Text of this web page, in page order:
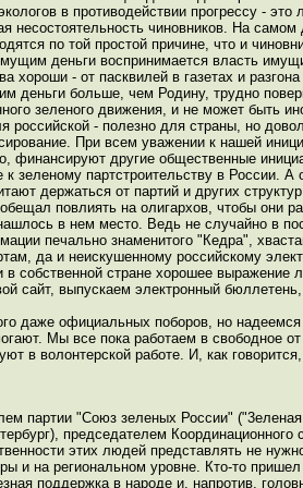
в противодействии прогрессу -
чиновников. На самом
по той простой причине, что и
деньги воспринимается власть
- от пасквилей в газетах и разгона
деньги больше, чем Родину, трудно
зеленого движения, и не может быть
российской - полезно для страны, но
При всем уважении к нашей
финансируют другие общественные
зеленому партстроительству в России. А
держаться от партий и других
повлиять на олигархов, чтобы они
в нем место. Ведь не случайно в
печально знаменитого "Кедра",
да и неискушенному российскому
собственной стране хорошее выражение
сайт, выпускаем электронный бюллетень,
даже официальных поборов, но
Мы все пока работаем в свободное
в волонтерской работе. И, как
партии "Союз зеленых России"
председателем Координационного
этих людей представлять не
и на региональном уровне. Кто-то пришел
поддержка в народе и, напротив,